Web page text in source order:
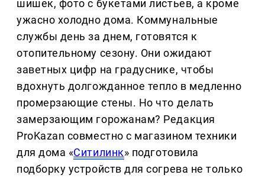
шишек, фото с букетами листьев, а кроме
ужасно холодно дома. Коммунальные
службы день за днем, готовятся к
отопительному сезону. Они ожидают
заветных цифр на градуснике, чтобы
вдохнуть долгожданное тепло в медленно
промерзающие стены. Но что делать
замерзающим горожанам? Редакция
ProKazan совместно с магазином техники
для дома «Ситилинк» подготовила
подборку устройств для согрева не только